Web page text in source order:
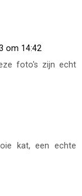
om 14:42
foto's zijn echt
kat, een echte